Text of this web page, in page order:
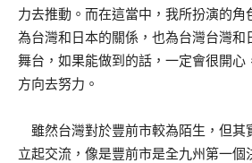
力去推動。而在這當中，我所扮演的角
為台灣和日本的關係，也為台灣台灣和
舞台，如果能做到的話，一定會很開心
方向去努力。
雖然台灣對於豐前市較為陌生，但其
立起交流，像是豐前市是全九州第一個